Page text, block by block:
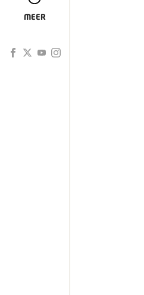
MEER